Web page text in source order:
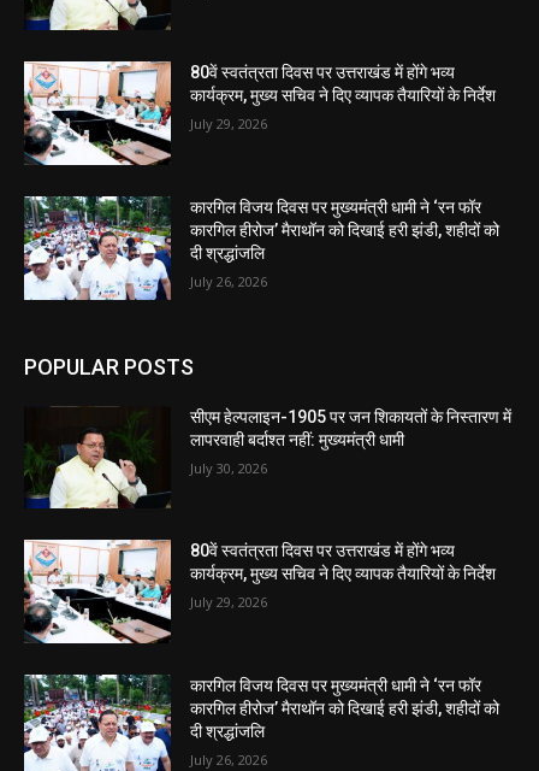
80वें स्वतंत्रता दिवस पर उत्तराखंड में होंगे भव्य
कार्यक्रम, मुख्य सचिव ने दिए व्यापक तैयारियों के निर्देश
July 29, 2026
कारगिल विजय दिवस पर मुख्यमंत्री धामी ने ‘रन फॉर
कारगिल हीरोज’ मैराथॉन को दिखाई हरी झंडी, शहीदों को
दी श्रद्धांजलि
July 26, 2026
POPULAR POSTS
सीएम हेल्पलाइन-1905 पर जन शिकायतों के निस्तारण में
लापरवाही बर्दाश्त नहीं: मुख्यमंत्री धामी
July 30, 2026
80वें स्वतंत्रता दिवस पर उत्तराखंड में होंगे भव्य
कार्यक्रम, मुख्य सचिव ने दिए व्यापक तैयारियों के निर्देश
July 29, 2026
कारगिल विजय दिवस पर मुख्यमंत्री धामी ने ‘रन फॉर
कारगिल हीरोज’ मैराथॉन को दिखाई हरी झंडी, शहीदों को
दी श्रद्धांजलि
July 26, 2026